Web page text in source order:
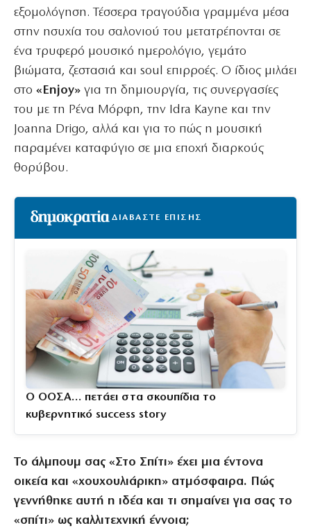
εξομολόγηση. Τέσσερα τραγούδια γραμμένα μέσα
στην ησυχία του σαλονιού του μετατρέπονται σε
ένα τρυφερό μουσικό ημερολόγιο, γεμάτο
βιώματα, ζεστασιά και soul επιρροές. Ο ίδιος μιλάει
στο «Enjoy» για τη δημιουργία, τις συνεργασίες
του με τη Ρένα Μόρφη, την Idra Kayne και την
Joanna Drigo, αλλά και για το πώς η μουσική
παραμένει καταφύγιο σε μια εποχή διαρκούς
θορύβου.
ΔΙΑΒΑΣΤΕ ΕΠΙΣΗΣ
Ο ΟΟΣΑ… πετάει στα σκουπίδια το
κυβερνητικό success story
Το άλμπουμ σας «Στο Σπίτι» έχει μια έντονα
οικεία και «χουχουλιάρικη» ατμόσφαιρα. Πώς
γεννήθηκε αυτή η ιδέα και τι σημαίνει για σας το
«σπίτι» ως καλλιτεχνική έννοια;